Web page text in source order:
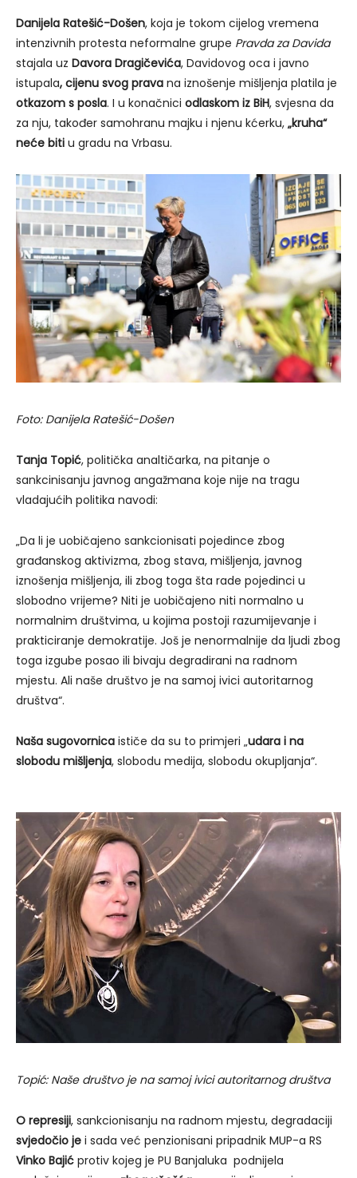
Danijela Ratešić-Došen, koja je tokom cijelog vremena
intenzivnih protesta neformalne grupe Pravda za Davida
stajala uz Davora Dragičevića, Davidovog oca i javno
istupala, cijenu svog prava na iznošenje mišljenja platila je
otkazom s posla. I u konačnici odlaskom iz BiH, svjesna da
za nju, također samohranu majku i njenu kćerku, „kruha“
neće biti u gradu na Vrbasu.
Foto: Danijela Ratešić-Došen
Tanja Topić, politička analtičarka, na pitanje o
sankcinisanju javnog angažmana koje nije na tragu
vladajućih politika navodi:
„Da li je uobičajeno sankcionisati pojedince zbog
građanskog aktivizma, zbog stava, mišljenja, javnog
iznošenja mišljenja, ili zbog toga šta rade pojedinci u
slobodno vrijeme? Niti je uobičajeno niti normalno u
normalnim društvima, u kojima postoji razumijevanje i
prakticiranje demokratije. Još je nenormalnije da ljudi zbog
toga izgube posao ili bivaju degradirani na radnom
mjestu. Ali naše društvo je na samoj ivici autoritarnog
društva“.
Naša sugovornica ističe da su to primjeri „udara i na
slobodu mišljenja, slobodu medija, slobodu okupljanja“.
Topić: Naše društvo je na samoj ivici autoritarnog društva
O represiji, sankcionisanju na radnom mjestu, degradaciji
svjedočio je i sada već penzionisani pripadnik MUP-a RS
Vinko Bajić protiv kojeg je PU Banjaluka podnijela